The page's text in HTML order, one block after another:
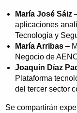
María José Sáiz
aplicaciones
Tecnología y
María Arribas –
Negocio de
Joaquín Díaz
Plataforma
del tercer sector
Se compartirán